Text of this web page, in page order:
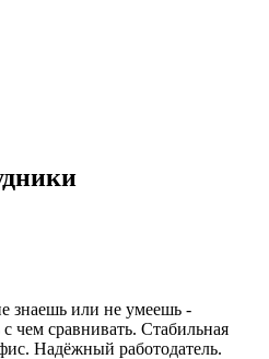
знаешь или не умеешь -
с чем сравнивать. Стабильная
Надёжный работодатель.